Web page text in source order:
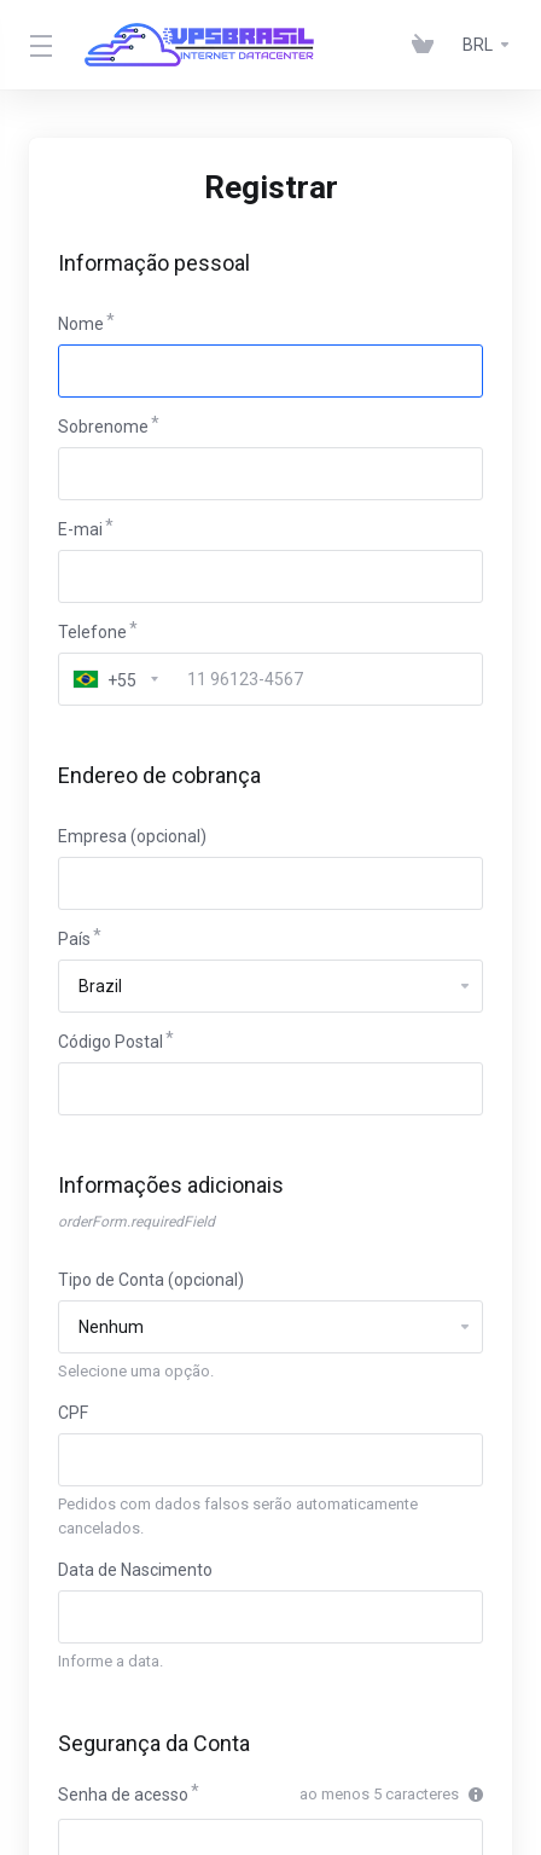
BRL
Registrar
Informação pessoal
Nome
Sobrenome
E-mai
Telefone
+55
Endereo de cobrança
Empresa (opcional)
País
Código Postal
Informações adicionais
orderForm.requiredField
Tipo de Conta (opcional)
Selecione uma opção.
CPF
Pedidos com dados falsos serão automaticamente
cancelados.
Data de Nascimento
Informe a data.
Segurança da Conta
Senha de acesso ao menos 5 caracteres